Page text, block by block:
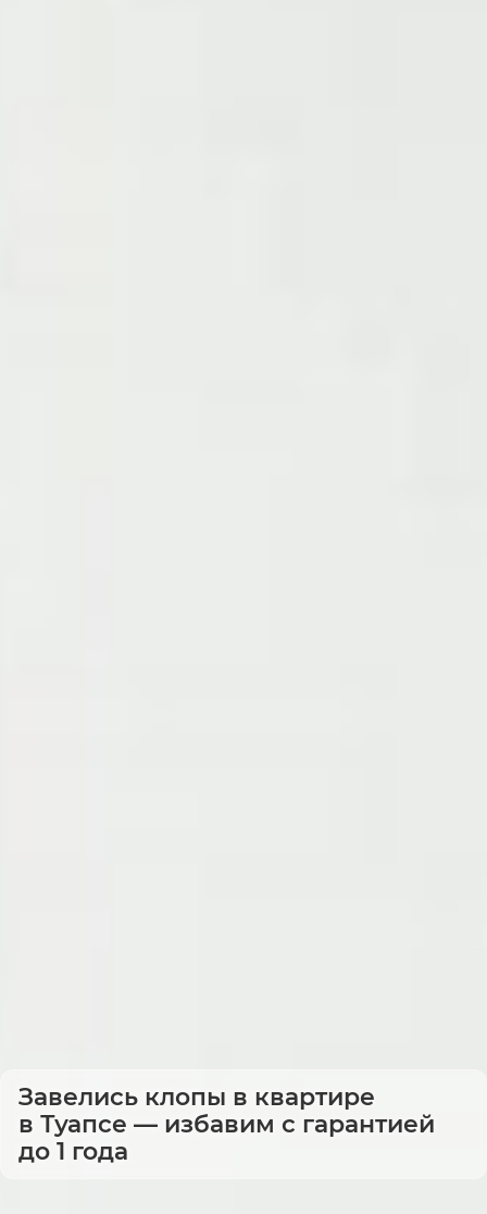
Завелись клопы в квартире
в Туапсе — избавим с гарантией
до 1 года